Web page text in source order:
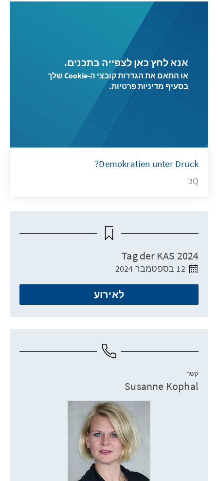
אנא לחץ כאן לצפייה בתכנים.
או התאם את הגדרות קובצי ה-Cookie שלך
בסעיף מדיניות פרטיות.
Demokratien unter Druck?
3Q
Tag der KAS 2024
12 בספטמבר 2024
לאירוע
קשר
Susanne Kophal